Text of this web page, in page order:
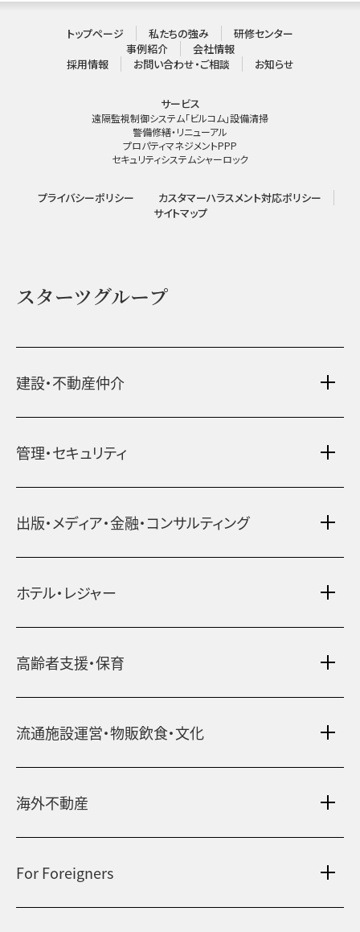
トップページ 私たちの強み
研修センター
事例紹介
会社情報
採用情報
お問い合わせ・ご相談 お知らせ
サービス
遠隔監視制御システム「ビルコム」設備清掃
警備修繕・リニューアル
プロパティマネジメントPPP
セキュリティシステムシャーロック
プライバシーポリシー
カスタマーハラスメント対応ポリシー
サイトマップ
スターツグループ
建設・不動産仲介
新築分譲マンション・新築戸建
注文住宅・リフォーム
賃貸・売買物件情報
不動産仲介
一括寮仲介
オフィス移転
不動産投資
不動産オーナー様向け情報
府中・東岡崎
管理・セキュリティ
社宅代行
時間貸し駐車場
ビル管理
鍵・カードキー
24時間コールセンター
出版・メディア・金融・コンサルティング
書籍・コミック
広告代理店
住宅ローン
保険・資産運用
不動産信託
不動産投資信託(J-REIT)
人材派遣・紹介
ホテル・レジャー
シティ・リゾートホテル
ビジネスホテル
横浜関内・流山おおたかの森
府中・葛西・西葛西
日光温泉・川治温泉
茨城 ゴルフ場
高齢者支援・保育
シニア総合窓口
流通施設運営・物販飲食・文化
和風レストラン
相田みつを美術館
弘前れんが倉庫美術館
海外不動産
上海
北京
For Foreigners